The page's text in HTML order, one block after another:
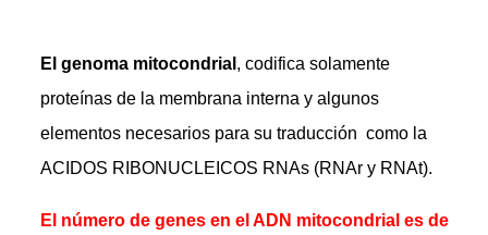
El genoma mitocondrial , codifica solamente
proteínas de la membrana interna y algunos
elementos necesarios para su traducción como la
ACIDOS RIBONUCLEICOS RNAs (RNAr y RNAt).
El número de genes en el ADN mitocondrial es de